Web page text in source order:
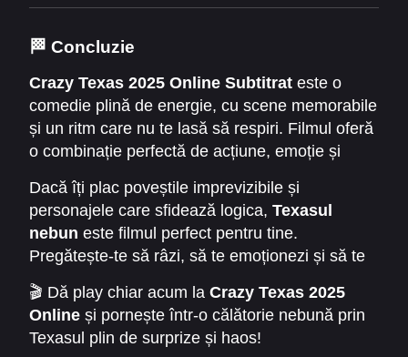
suspans și comedie pură.
🏁 Concluzie
Crazy Texas 2025 Online Subtitrat este o
comedie plină de energie, cu scene memorabile
și un ritm care nu te lasă să respiri. Filmul oferă
o combinație perfectă de acțiune, emoție și
Dacă îți plac poveștile imprevizibile și
personajele care sfidează logica, Texasul
nebun este filmul perfect pentru tine.
Pregătește-te să râzi, să te emoționezi și să te
bucuri de o aventură pe care nu o vei uita
curând.
🎬 Dă play chiar acum la Crazy Texas 2025
Online și pornește într-o călătorie nebună prin
Texasul plin de surprize și haos!